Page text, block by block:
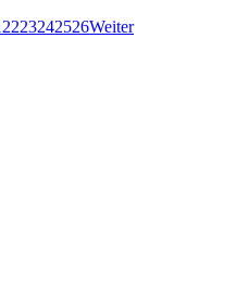
2223242526Weiter